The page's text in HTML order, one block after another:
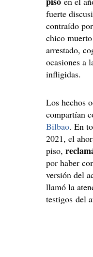
fuerte
contraído
chico
arrestado,
ocasiones a
infligidas.
Los hechos
compartían
Bilbao. En
2021, el
piso,
por haber
versión del
llamó la
testigos del